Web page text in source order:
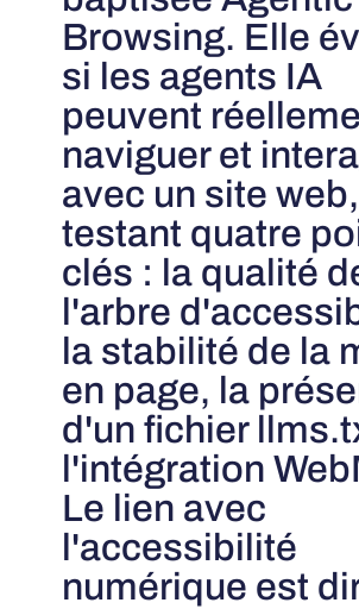
Browsing. Elle
si les agents IA
peuvent
naviguer et
avec un site
testant quatre
clés : la qualité
l'arbre
la stabilité de la
en page, la
d'un fichier
l'intégration
Le lien avec
l'accessibilité
numérique est